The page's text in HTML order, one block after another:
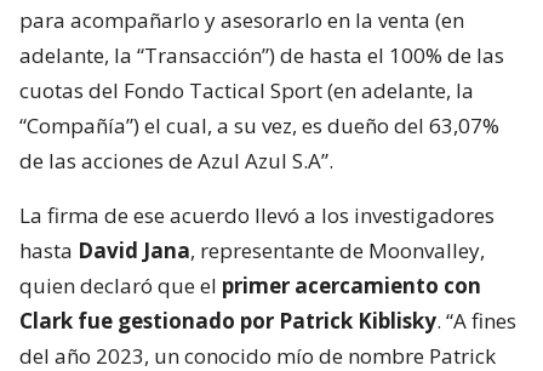
para acompañarlo y asesorarlo en la venta (en
adelante, la “Transacción”) de hasta el 100% de las
cuotas del Fondo Tactical Sport (en adelante, la
“Compañía”) el cual, a su vez, es dueño del 63,07%
de las acciones de Azul Azul S.A”.
La firma de ese acuerdo llevó a los investigadores
hasta David Jana, representante de Moonvalley,
quien declaró que el primer acercamiento con
Clark fue gestionado por Patrick Kiblisky. “A fines
del año 2023, un conocido mío de nombre Patrick